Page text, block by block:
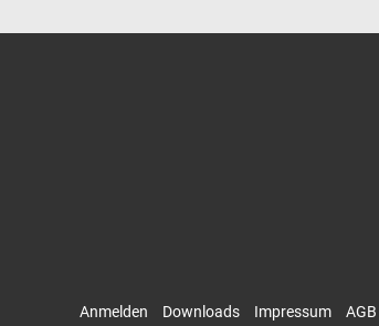
Anmelden Downloads Impressum AGB